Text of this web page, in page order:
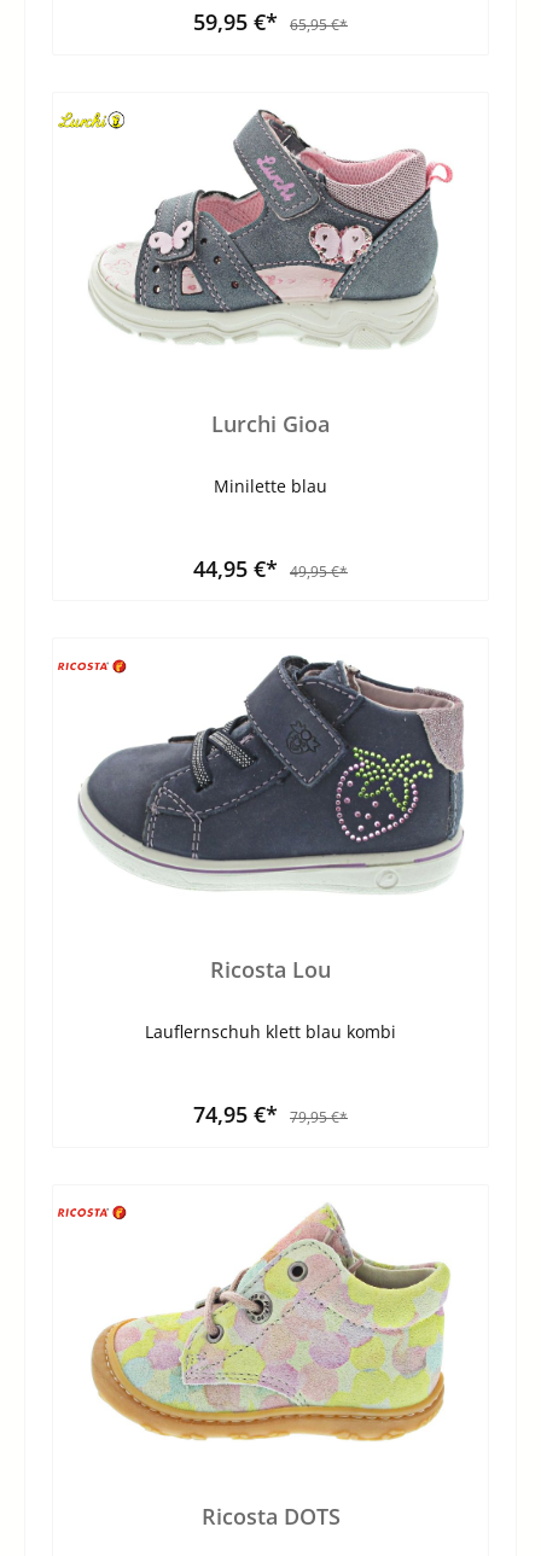
59,95 €* 65,95 €*
Lurchi Gioa
Minilette blau
44,95 €* 49,95 €*
Ricosta Lou
Lauflernschuh klett blau kombi
74,95 €* 79,95 €*
Ricosta DOTS